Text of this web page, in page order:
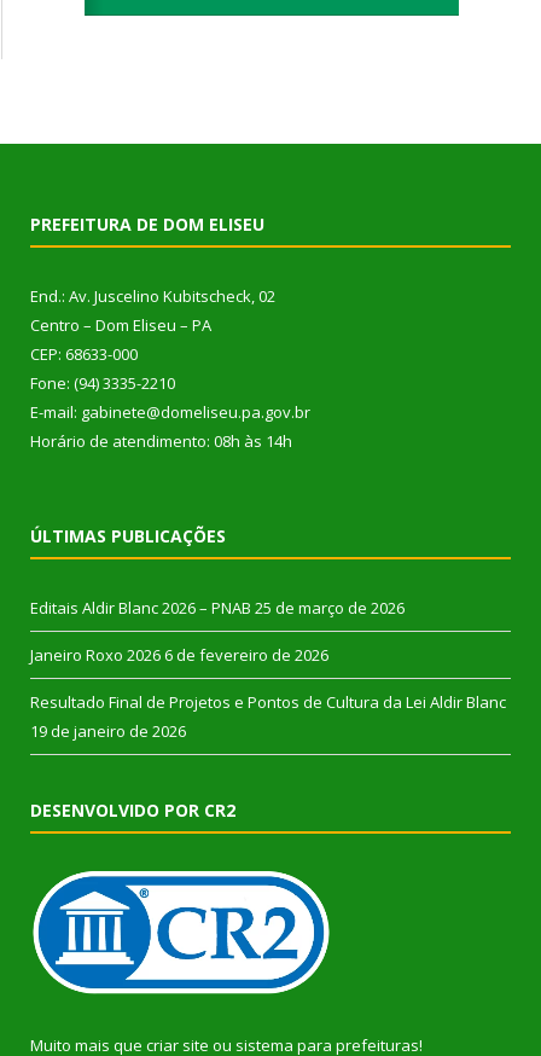
PREFEITURA DE DOM ELISEU
End.: Av. Juscelino Kubitscheck, 02
Centro – Dom Eliseu – PA
CEP: 68633-000
Fone: (94) 3335-2210
E-mail: gabinete@domeliseu.pa.gov.br
Horário de atendimento: 08h às 14h
ÚLTIMAS PUBLICAÇÕES
Editais Aldir Blanc 2026 – PNAB 25 de março de 2026
Janeiro Roxo 2026 6 de fevereiro de 2026
Resultado Final de Projetos e Pontos de Cultura da Lei Aldir Blanc
19 de janeiro de 2026
DESENVOLVIDO POR CR2
Muito mais que criar site ou sistema para prefeituras!